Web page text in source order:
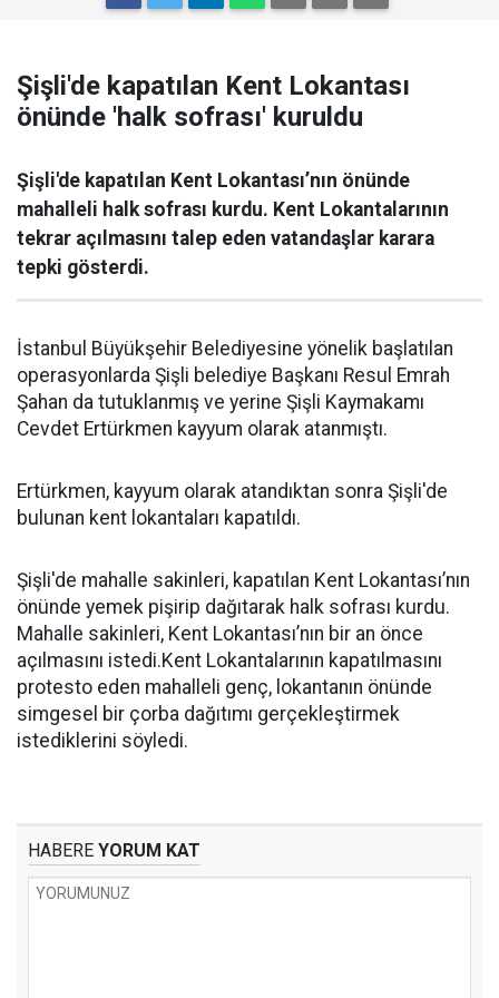
Şişli'de kapatılan Kent Lokantası
önünde 'halk sofrası' kuruldu
Şişli'de kapatılan Kent Lokantası’nın önünde
mahalleli halk sofrası kurdu. Kent Lokantalarının
tekrar açılmasını talep eden vatandaşlar karara
tepki gösterdi.
İstanbul Büyükşehir Belediyesine yönelik başlatılan
operasyonlarda Şişli belediye Başkanı Resul Emrah
Şahan da tutuklanmış ve yerine Şişli Kaymakamı
Cevdet Ertürkmen kayyum olarak atanmıştı.
Ertürkmen, kayyum olarak atandıktan sonra Şişli'de
bulunan kent lokantaları kapatıldı.
Şişli'de mahalle sakinleri, kapatılan Kent Lokantası’nın
önünde yemek pişirip dağıtarak halk sofrası kurdu.
Mahalle sakinleri, Kent Lokantası’nın bir an önce
açılmasını istedi.Kent Lokantalarının kapatılmasını
protesto eden mahalleli genç, lokantanın önünde
simgesel bir çorba dağıtımı gerçekleştirmek
istediklerini söyledi.
HABERE YORUM KAT